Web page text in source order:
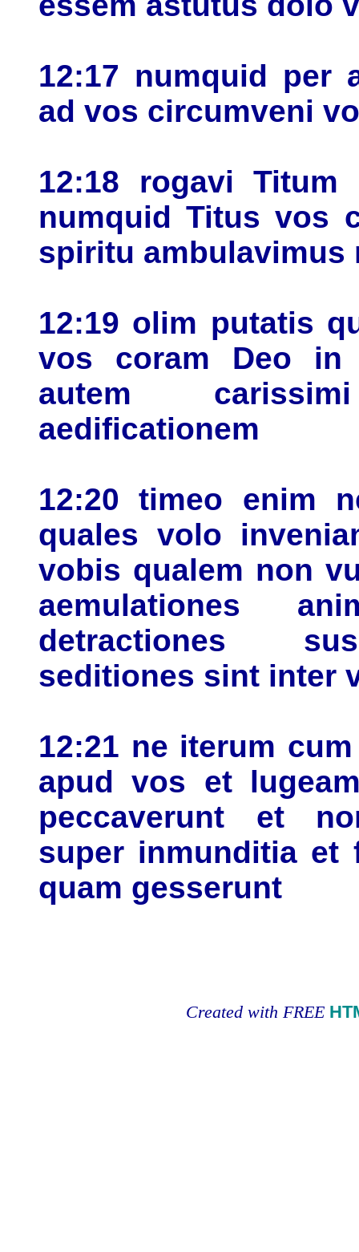
12:17 numquid per
ad vos circumveni
12:18 rogavi
numquid Titus vos
spiritu ambulavimus
12:19 olim putatis
vos coram Deo in
autem
aedificationem
12:20 timeo enim
quales volo
vobis qualem non
aemulationes
detractiones
seditiones sint inter
12:21 ne iterum
apud vos et
peccaverunt et
super inmunditia et
quam gesserunt
Created with FREE